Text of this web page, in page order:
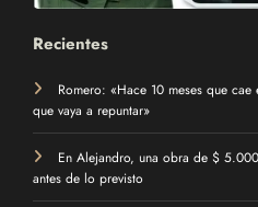
Romero: «Hace 10 meses que cae
que vaya a repuntar»
En Alejandro, una obra de $ 5.000
antes de lo previsto